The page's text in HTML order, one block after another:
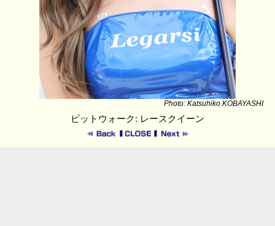
Photo: Katsuhiko KOBAYASHI
ピットウォーク: レースクイーン